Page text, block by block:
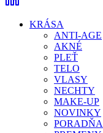
KRÁSA
ANTI-AGE
AKNÉ
PLEŤ
TELO
VLASY
NECHTY
MAKE-UP
NOVINKY
PORADŇA